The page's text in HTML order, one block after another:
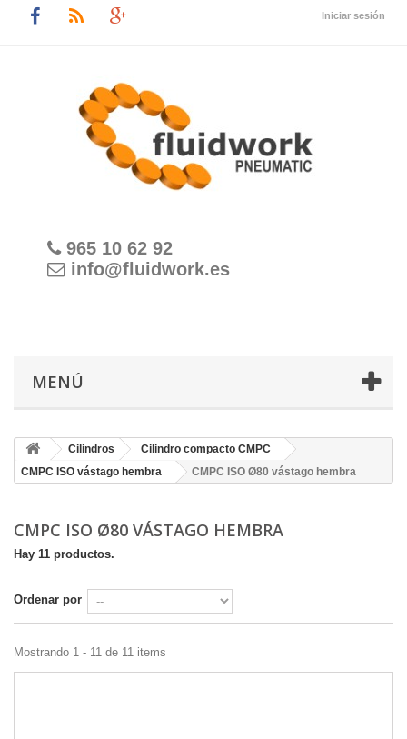
Iniciar sesión
965 10 62 92
info@fluidwork.es
MENÚ
Cilindros
Cilindro compacto CMPC
CMPC ISO vástago hembra
CMPC ISO Ø80 vástago hembra
CMPC ISO Ø80 VÁSTAGO HEMBRA
Hay 11 productos.
Ordenar por
Mostrando 1 - 11 de 11 items